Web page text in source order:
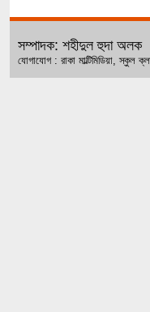
সম্পাদক: শহীদুল হুদা অলক
যোগাযোগ : রাকা মাল্টিমিডিয়া,